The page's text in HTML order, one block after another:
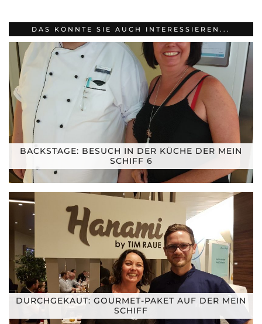
DAS KÖNNTE SIE AUCH INTERESSIEREN...
BACKSTAGE: BESUCH IN DER KÜCHE DER MEIN
SCHIFF 6
DURCHGEKAUT: GOURMET-PAKET AUF DER MEIN
SCHIFF